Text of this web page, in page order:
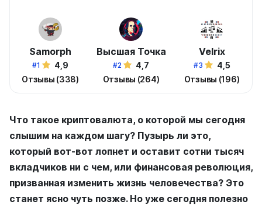
Samorph
#1
4,9
Отзывы (338)
Высшая Точка
#2
4,7
Отзывы (264)
Velrix
#3
4,5
Отзывы (196)
Что такое криптовалюта, о которой мы сегодня
слышим на каждом шагу? Пузырь ли это,
который вот-вот лопнет и оставит сотни тысяч
вкладчиков ни с чем, или финансовая революция,
призванная изменить жизнь человечества? Это
станет ясно чуть позже. Но уже сегодня полезно